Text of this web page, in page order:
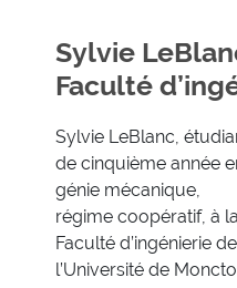
Sylvie
Faculté
Sylvie LeBlanc,
de cinquième année
génie mécanique,
régime coopératif, à la
Faculté d’ingénierie de
l’Université de